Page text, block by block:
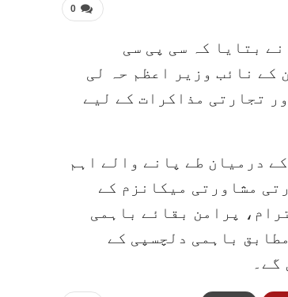
0
بتایا کہ سی پی سی
کے نائب وزیر اعظم حہ لی
اور تجارتی مذاکرات کے لیے
مملکت کے درمیان طے پانے والے اہم
مشاورتی میکانزم کے
پرامن بقائے باہمی
باہمی دلچسپی کے